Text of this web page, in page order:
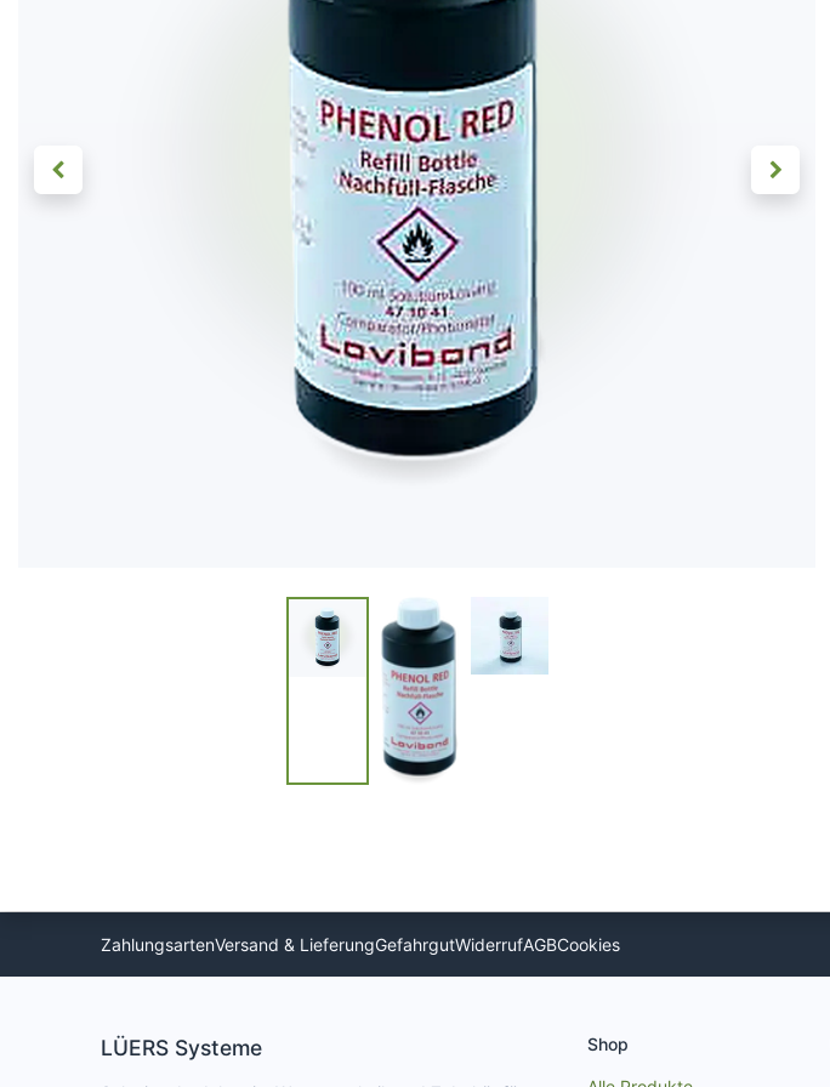
ZahlungsartenVersand & LieferungGefahrgutWiderrufAGBCookies
LÜERS Systeme Shop